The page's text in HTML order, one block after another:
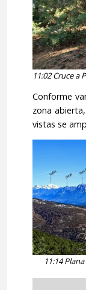
11:02 Cruce a
Conforme
zona
vistas se
11:14